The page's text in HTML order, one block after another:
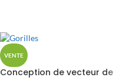
VENTE
Conception de vecteur de